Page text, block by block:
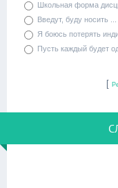
Школьная форма
Введут, буду носить ...
Я боюсь потерять
Пусть каждый будет
[